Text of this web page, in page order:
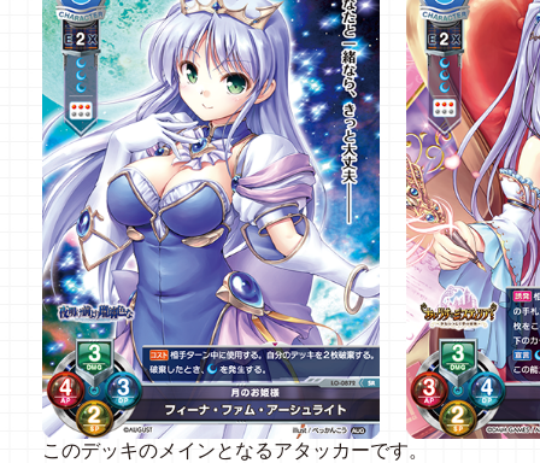
このデッキのメインとなるアタッカーです。